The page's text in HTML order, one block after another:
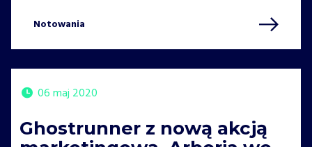
Notowania
06 maj 2020
Ghostrunner z nową akcją